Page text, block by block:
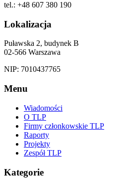
tel.: +48 607 380 190
Lokalizacja
Puławska 2, budynek B
02-566 Warszawa
NIP: 7010437765
Menu
Wiadomości
O TLP
Firmy członkowskie TLP
Raporty
Projekty
Zespół TLP
Kategorie